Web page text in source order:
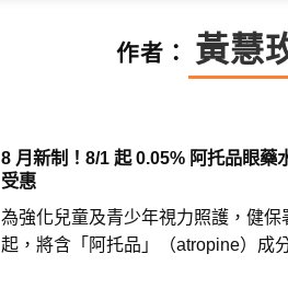
作者： 黃慧
8 月新制！8/1 起 0.05% 阿托品眼藥
受惠
為強化兒童及青少年視力照護，健保
起，將含「阿托品」（atropine）成